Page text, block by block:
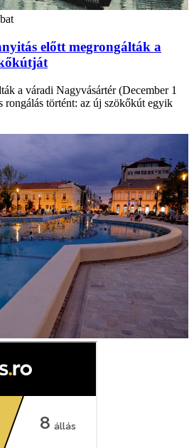
előtt megrongálták a
a váradi Nagyvásártér (December 1
rongálás történt: az új szökőkút egyik